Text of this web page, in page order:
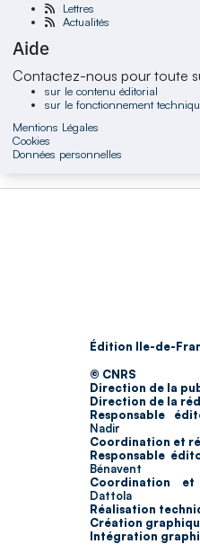
Lettres
Actualités
Aide
Contactez-nous pour toute
sur le contenu éditorial
sur le fonctionnement
Mentions Légales
Cookies
Données personnelles
Édition Ile-de-
© CNRS
Direction de la
Direction de la
Responsable
Nadir
Coordination et
Responsable
Bénavent
Coordination
Dattola
Réalisation
Création
Intégration